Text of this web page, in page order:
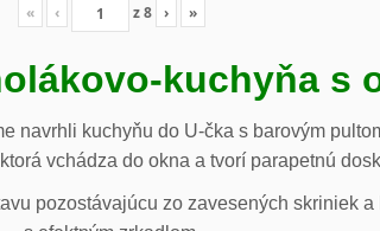
« ‹ z8 › »
kuchyňa s
navrhli kuchyňu do U-čka s barovým
vchádza do okna a tvorí parapetnú
pozostávajúcu zo zavesených skriniek